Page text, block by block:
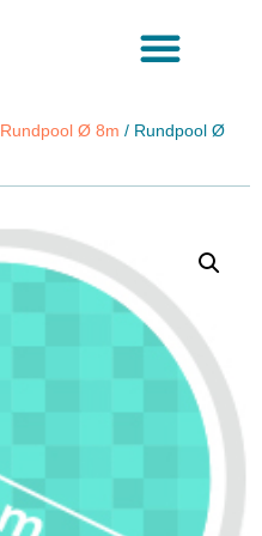
Rundpool Ø 8m / Rundpool Ø